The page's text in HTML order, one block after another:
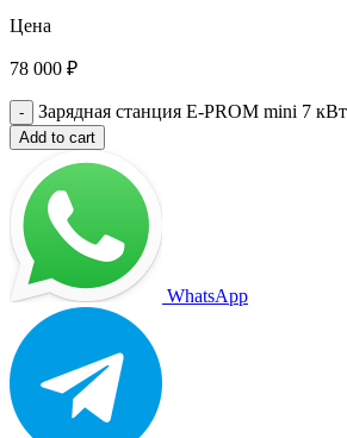
Цена
78 000 ₽
Зарядная станция E-PROM mini 7
Add to cart
WhatsApp